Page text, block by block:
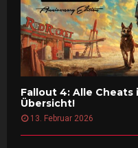
Fallout 4: Alle Cheats
Übersicht!
13. Februar 2026